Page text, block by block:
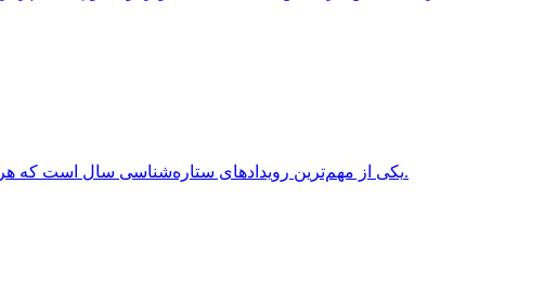
انقلاب تابستانی (Summer Solstice) یکی از مهم‌ترین رویدادهای ستاره‌شناسی سال است که هر سال در نیمکره شمالی معمولاً در روزهای 20 یا 21 ژوئن برابر با 31 خرداد یا 1 تیر روی می‌دهد.